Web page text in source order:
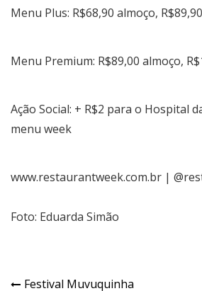
Menu Plus: R$68,90 almoço,
Menu Premium: R$89,00 almoço,
Ação Social: + R$2 para o Hospital
menu week
www.restaurantweek.com.br |
Foto: Eduarda Simão
Festival Muvuquinha